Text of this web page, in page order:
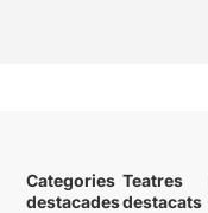
Categories
destacades
Teatres
destacats